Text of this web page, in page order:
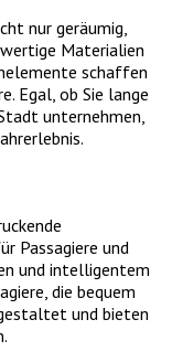
nur geräumig,
Materialien
schaffen
Egal, ob Sie lange
unternehmen,
Passagiere und
und intelligentem
die bequem
und bieten